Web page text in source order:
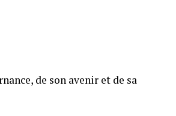
de son avenir et de sa